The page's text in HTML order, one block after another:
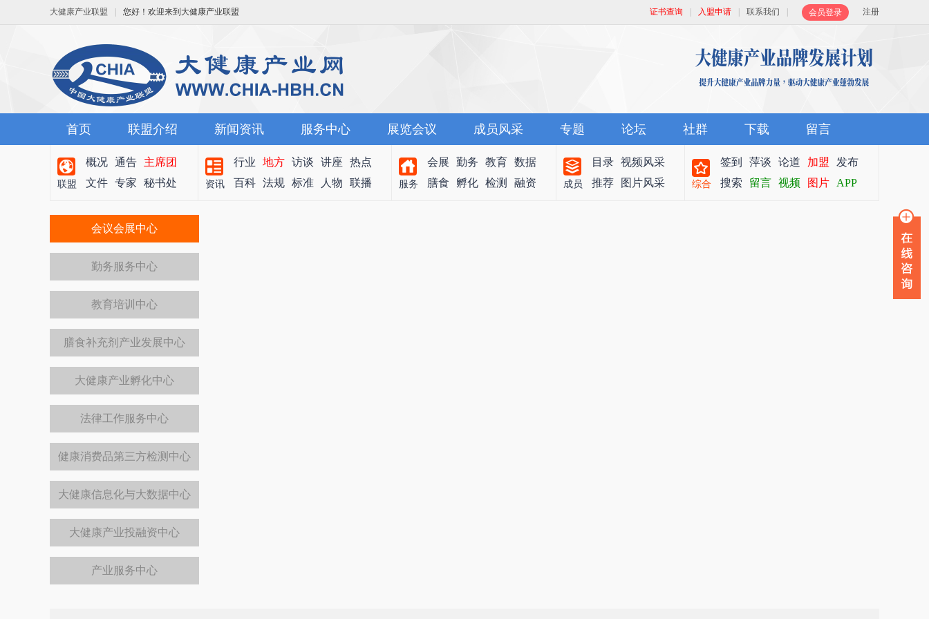
您好！欢迎来到大健康产业联盟
大健康产业联盟 会员登录 注册
证书查询 入盟申请 联系我们
首页 联盟介绍 新闻资讯 服务中心 展览会议 成员风采 专题 论坛 社群 下载 留言
联盟
概况 通告
主席团
文件 专家 秘书处 资讯
行业 地方 访谈 讲座
热点
百科 法规 标准 人物 联播 服务
会展 勤务 教育 数据
膳食
孵化 检测 融资 成员
目录 视频风采
推荐
图片风采 综合
签到 萍谈 论道 加盟
发布
搜索
留言 视频 图片 APP
会议会展中心
勤务服务中心
教育培训中心
膳食补充剂产业发展中心
大健康产业孵化中心
法律工作服务中心
健康消费品第三方检测中心
大健康信息化与大数据中心
大健康产业投融资中心
产业服务中心